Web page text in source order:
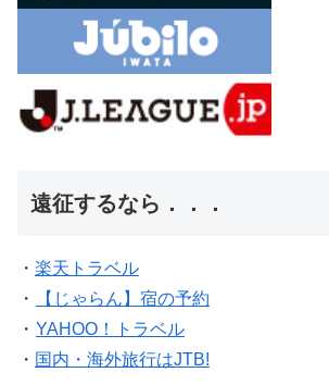
遠征するなら．．．
・ 楽天トラベル
・
【じゃらん】宿の予約
・ YAHOO！トラベル
・ 国内・海外旅行はJTB!